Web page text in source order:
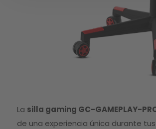
beginning
La silla gaming GC-GAMEPLAY-
de una experiencia única durante